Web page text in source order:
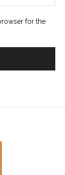
for the